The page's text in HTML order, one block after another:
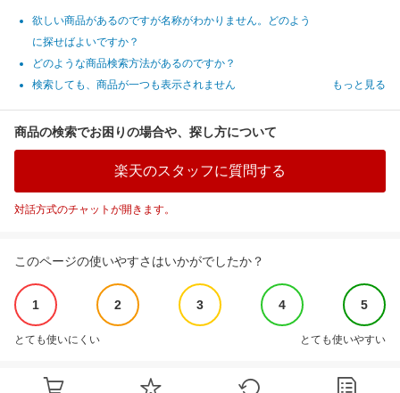
欲しい商品があるのですが名称がわかりません。どのよう
に探せばよいですか？
どのような商品検索方法があるのですか？
検索しても、商品が一つも表示されません
もっと見る
商品の検索でお困りの場合や、探し方について
楽天のスタッフに質問する
対話方式のチャットが開きます。
このページの使いやすさはいかがでしたか？
1 2 3 4 5
とても使いにくい とても使いやすい